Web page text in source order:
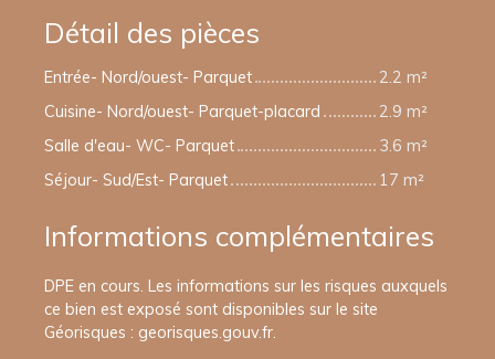
Détail des pièces
Entrée- Nord/ouest- Parquet
2.2 m²
Cuisine- Nord/ouest- Parquet-placard
2.9 m²
Salle d'eau- WC- Parquet
3.6 m²
Séjour- Sud/Est- Parquet
17 m²
Informations complémentaires
DPE en cours. Les informations sur les risques auxquels
ce bien est exposé sont disponibles sur le site
Géorisques : georisques.gouv.fr.